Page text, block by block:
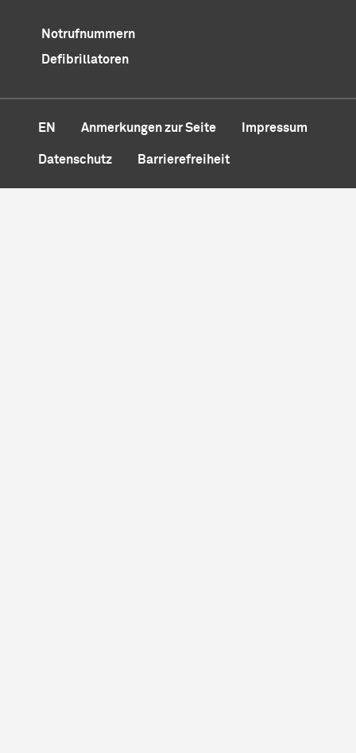
Notrufnummern
Defibrillatoren
EN Anmerkungen zur Seite Impressum
Datenschutz Barrierefreiheit